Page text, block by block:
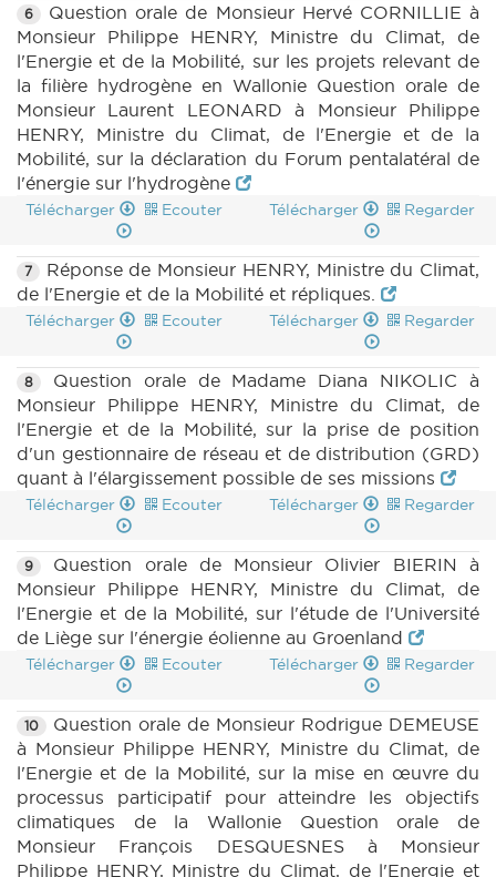
6
Question orale de Monsieur Hervé CORNILLIE à
Monsieur Philippe HENRY, Ministre du Climat, de
l'Energie et de la Mobilité, sur les projets relevant de
la filière hydrogène en Wallonie Question orale de
Monsieur Laurent LEONARD à Monsieur Philippe
HENRY, Ministre du Climat, de l'Energie et de la
Mobilité, sur la déclaration du Forum pentalatéral de
l'énergie sur l'hydrogène
Télécharger Ecouter Télécharger Regarder
7
Réponse de Monsieur HENRY, Ministre du Climat,
de l'Energie et de la Mobilité et répliques.
Télécharger Ecouter Télécharger Regarder
8
Question orale de Madame Diana NIKOLIC à
Monsieur Philippe HENRY, Ministre du Climat, de
l'Energie et de la Mobilité, sur la prise de position
d'un gestionnaire de réseau et de distribution (GRD)
quant à l'élargissement possible de ses missions
Télécharger Ecouter Télécharger Regarder
9
Question orale de Monsieur Olivier BIERIN à
Monsieur Philippe HENRY, Ministre du Climat, de
l'Energie et de la Mobilité, sur l'étude de l'Université
de Liège sur l'énergie éolienne au Groenland
Télécharger Ecouter Télécharger Regarder
10
Question orale de Monsieur Rodrigue DEMEUSE
à Monsieur Philippe HENRY, Ministre du Climat, de
l'Energie et de la Mobilité, sur la mise en œuvre du
processus participatif pour atteindre les objectifs
climatiques de la Wallonie Question orale de
Monsieur François DESQUESNES à Monsieur
Philippe HENRY, Ministre du Climat, de l'Energie et